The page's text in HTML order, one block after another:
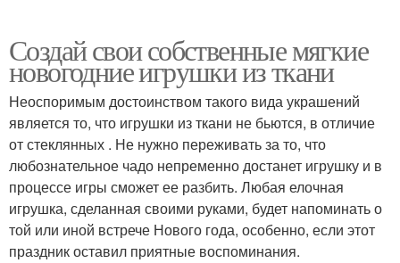
Создай свои собственные мягкие
новогодние игрушки из ткани
Неоспоримым достоинством такого вида украшений
является то, что игрушки из ткани не бьются, в отличие
от стеклянных . Не нужно переживать за то, что
любознательное чадо непременно достанет игрушку и в
процессе игры сможет ее разбить. Любая елочная
игрушка, сделанная своими руками, будет напоминать о
той или иной встрече Нового года, особенно, если этот
праздник оставил приятные воспоминания.